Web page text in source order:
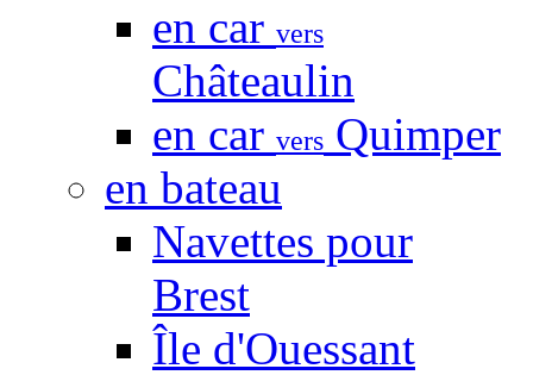
en car vers
Châteaulin
en car vers Quimper
en bateau
Navettes pour
Brest
Île d'Ouessant